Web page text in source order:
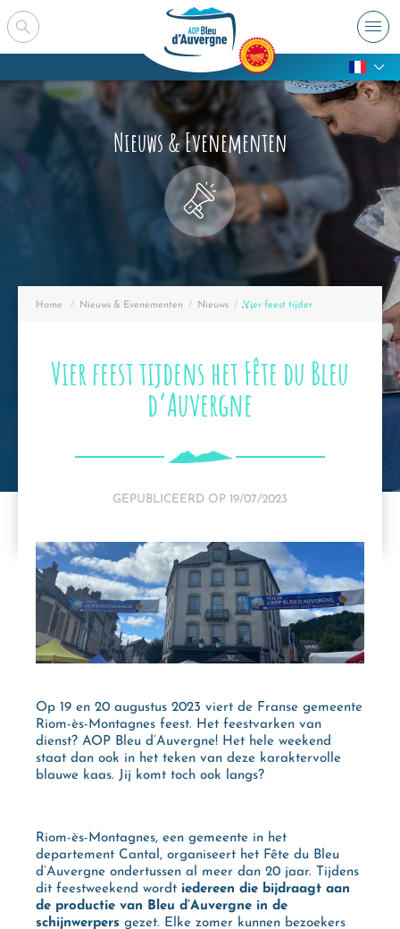
Nieuws & Evenementen
Home Nieuws & Evenementen Nieuws Bezig :
Vier feest tijdens het Fête du Bleu
Vier feest tijdens het Fête du Bleu
d’Auvergne
GEPUBLICEERD OP 19/07/2023
Op 19 en 20 augustus 2023 viert de Franse gemeente
Riom-ès-Montagnes feest. Het feestvarken van
dienst? AOP Bleu d’Auvergne! Het hele weekend
staat dan ook in het teken van deze karaktervolle
blauwe kaas. Jij komt toch ook langs?
Riom-ès-Montagnes, een gemeente in het
departement Cantal, organiseert het Fête du Bleu
d’Auvergne ondertussen al meer dan 20 jaar. Tijdens
dit feestweekend wordt iedereen die bijdraagt aan
de productie van Bleu d’Auvergne in de
schijnwerpers gezet. Elke zomer kunnen bezoekers